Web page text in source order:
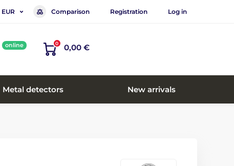
EUR Comparison Registration Log in
online 0 0,00 €
Metal detectors New arrivals